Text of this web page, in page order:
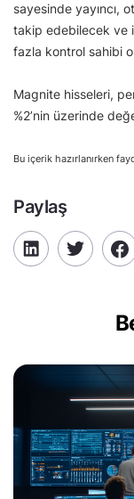
sayesinde yayıncı,
takip edebilecek ve
fazla kontrol sahibi
Magnite hisseleri,
%2’nin üzerinde
Bu içerik hazırlanırken
Paylaş